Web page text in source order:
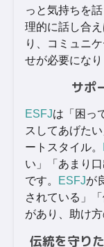
っと気持ちを
理的に話し合
り、コミュニ
せが必要になり
サポ
ESFJは「困っ
スしてあげた
ートスタイル。
い」「あまり
です。
ESFJが
されている」
があり、助け
伝統を守り